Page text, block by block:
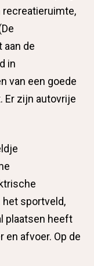
recreatieruimte,
aan de
in
van een goede
Er zijn autovrije
het sportveld,
plaatsen heeft
en afvoer. Op de